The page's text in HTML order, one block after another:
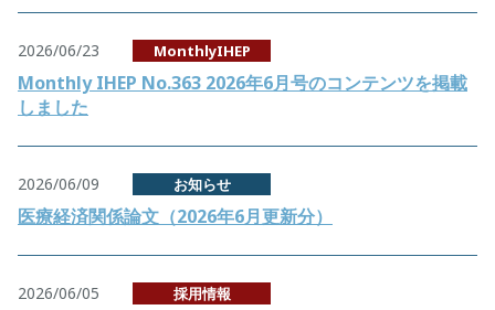
2026/06/23 MonthlyIHEP
Monthly IHEP No.363 2026年6月号のコンテンツを掲載
しました
2026/06/09 お知らせ
医療経済関係論文（2026年6月更新分）
2026/06/05 採用情報